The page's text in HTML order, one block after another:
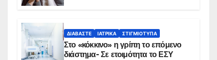
ΔΙΑΒΆΣΤΕ ΙΑΤΡΙΚΆ ΣΤΙΓΜΙΌΤΥΠΑ
Στο «κόκκινο» η γρίπη το επόμενο
διάστημα- Σε ετοιμότητα το ΕΣΥ